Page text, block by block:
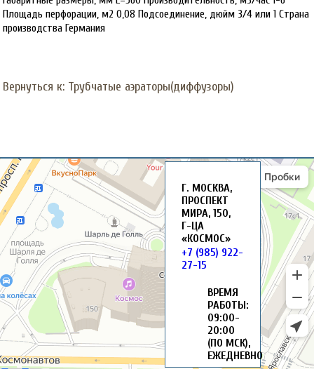
Площадь перфорации, м2 0,08 Подсоединение, дюйм 3/4 или 1 Страна
производства Германия
Вернуться к: Трубчатые аэраторы(диффузоры)
Г. МОСКВА,
ПРОСПЕКТ
МИРА, 150,
Г-ЦА
«КОСМОС»
+7 (985) 922-
27-15
ВРЕМЯ
РАБОТЫ:
09:00-
20:00
(ПО МСК),
ЕЖЕДНЕВНО